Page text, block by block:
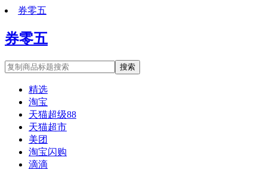
券零五
券零五
搜索
精选
淘宝
天猫超级88
天猫超市
美团
淘宝闪购
滴滴